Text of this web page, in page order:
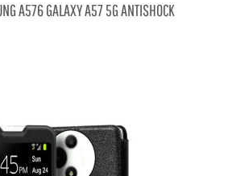
A576 GALAXY A57 5G ANTISHOCK